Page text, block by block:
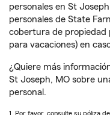
personales en St
personales de State
cobertura de propiedad
para vacaciones) en
¿Quiere más
St Joseph, MO sobre
personal.
1. Por favor, consulte su póliza